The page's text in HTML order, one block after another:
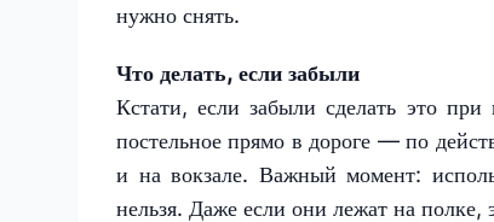
нужно снять.
Что делать, если забыли
Кстати, если забыли сделать это
постельное прямо в дороге — по
и на вокзале. Важный момент:
нельзя. Даже если они лежат на полке,